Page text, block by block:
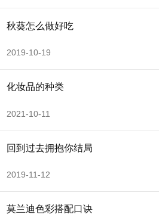
秋葵怎么做好吃
2019-10-19
化妆品的种类
2021-10-11
回到过去拥抱你结局
2019-11-12
莫兰迪色彩搭配口诀